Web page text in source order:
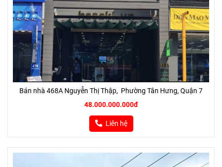
Bán nhà 468A Nguyễn Thị Thập, Phường Tân Hưng, Quận 7
48.000.000.000đ
Liên hệ